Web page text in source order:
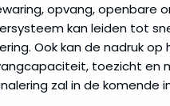
opvang, openbare
kan leiden tot
Ook kan de nadruk
toezicht
zal in de